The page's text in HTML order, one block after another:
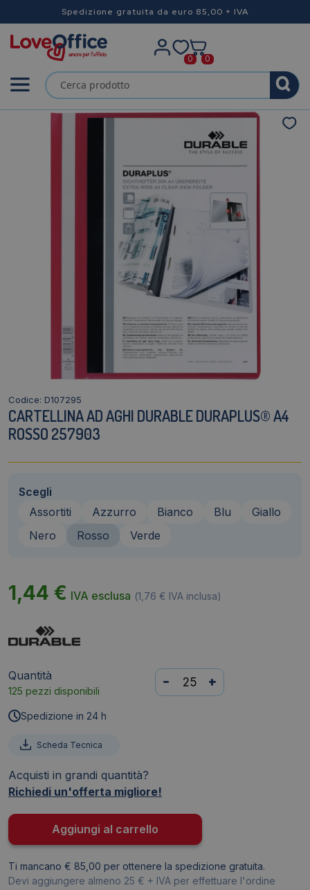
Spedizione gratuita da euro 85,00 + IVA
0 0
Codice: D107295
CARTELLINA AD AGHI DURABLE DURAPLUS® A4
ROSSO 257903
Scegli
Assortiti
Azzurro Bianco Blu
Giallo
Nero
Rosso Verde
1,44 € IVA esclusa (1,76 € IVA inclusa)
Quantità
125 pezzi disponibili
Cartellina
ad
257903
- +
Spedizione in 24 h
Scheda Tecnica
Acquisti in grandi quantità?
Richiedi un'offerta migliore!
Aggiungi al carrello
Ti mancano € 85,00 per ottenere la spedizione gratuita.
Devi aggiungere almeno 25 € + IVA per effettuare l'ordine